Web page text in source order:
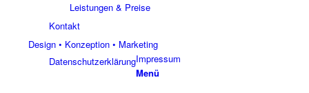
Leistungen & Preise
Kontakt
Design • Konzeption • Marketing
Impressum
Datenschutzerklärung
Menü